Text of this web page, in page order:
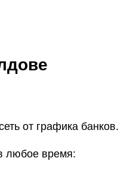
от графика банков.
любое время: